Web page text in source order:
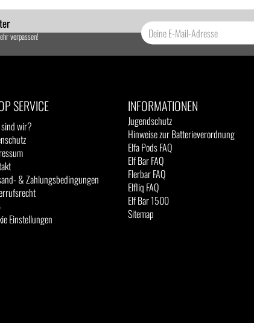
verpassen!
SERVICE
wir?
& Zahlungsbedingungen
Einstellungen
INFORMATIONEN
Jugendschutz
Hinweise zur Batterieverordnung
Elfa Pods FAQ
Elf Bar FAQ
Flerbar FAQ
Elfliq FAQ
Elf Bar 1500
Sitemap